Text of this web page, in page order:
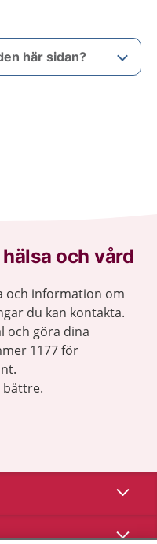
här sidan?
och vård
och information om
du kan kontakta.
och göra dina
1177 för
bättre.
Visa
Visa